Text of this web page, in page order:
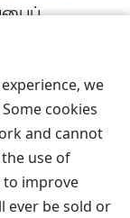
we
cookies
and cannot
use of
to improve
ever be sold or
of Pennsylvania